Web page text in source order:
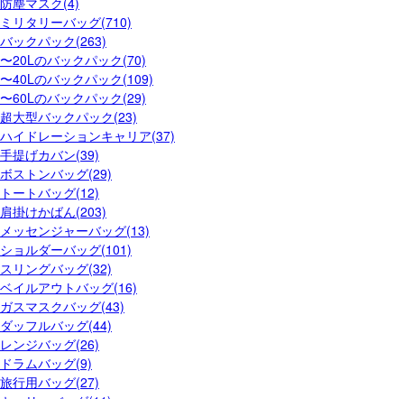
ミリタリーバッグ(710)
バックパック(263)
〜20Lのバックパック(70)
〜40Lのバックパック(109)
〜60Lのバックパック(29)
超大型バックパック(23)
ハイドレーションキャリア(37)
手提げカバン(39)
ボストンバッグ(29)
トートバッグ(12)
肩掛けかばん(203)
メッセンジャーバッグ(13)
ショルダーバッグ(101)
スリングバッグ(32)
ベイルアウトバッグ(16)
ガスマスクバッグ(43)
ダッフルバッグ(44)
レンジバッグ(26)
ドラムバッグ(9)
旅行用バッグ(27)